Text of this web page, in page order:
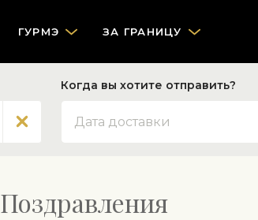
ГУРМЭ ЗА ГРАНИЦУ
Когда вы хотите отправить?
Поздравления